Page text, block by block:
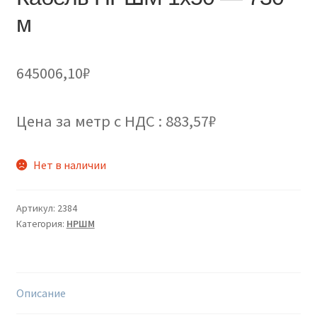
м
645006,10₽
Цена за метр с НДС : 883,57₽
Нет в наличии
Артикул: 2384
Категория: НРШМ
Описание